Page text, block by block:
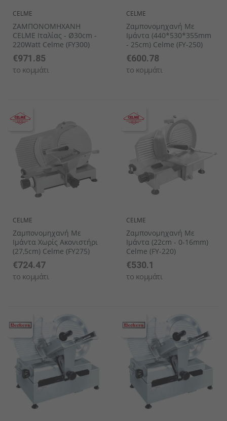
CELME
ΖΑΜΠΟΝΟΜΗΧΑΝΗ
CELME Ιταλίας - Ø30cm -
220Watt Celme (FY300)
€971.85
το κομμάτι
CELME
Ζαμπονομηχανή Με
Ιμάντα (440*530*355mm
- 25cm) Celme (FY-250)
€600.78
το κομμάτι
CELME
Ζαμπονομηχανή Με
Ιμάντα Χωρίς Ακονιστήρι
(27,5cm) Celme (FY275)
€724.47
το κομμάτι
CELME
Ζαμπονομηχανή Με
Ιμάντα (22cm - 0-16mm)
Celme (FY-220)
€530.1
το κομμάτι